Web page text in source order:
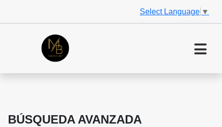
Select Language ▼
BÚSQUEDA AVANZADA